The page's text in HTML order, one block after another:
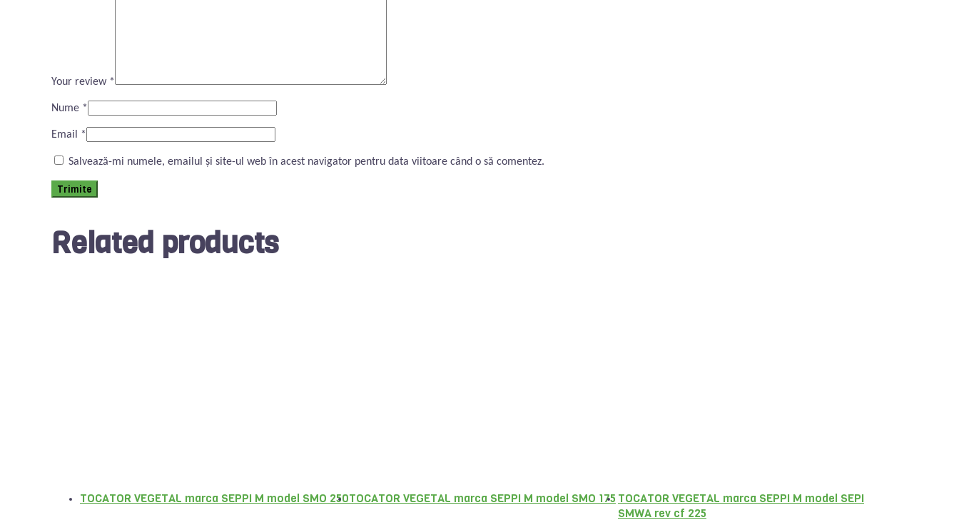
Your review *
Nume *
Email *
Salvează-mi numele, emailul și site-ul web în acest navigator pentru data viitoare când o să comentez.
Related products
TOCATOR VEGETAL marca SEPPI M model SMO 250TOCATOR VEGETAL marca SEPPI M model SMO 175 TOCATOR VEGETAL marca SEPPI M model SEPI
SMWA rev cf 225